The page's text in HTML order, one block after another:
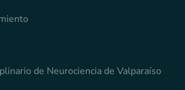
de Neurociencia de Valparaíso